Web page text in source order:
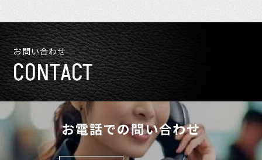
お問い合わせ
CONTACT
お電話での問い合わせ